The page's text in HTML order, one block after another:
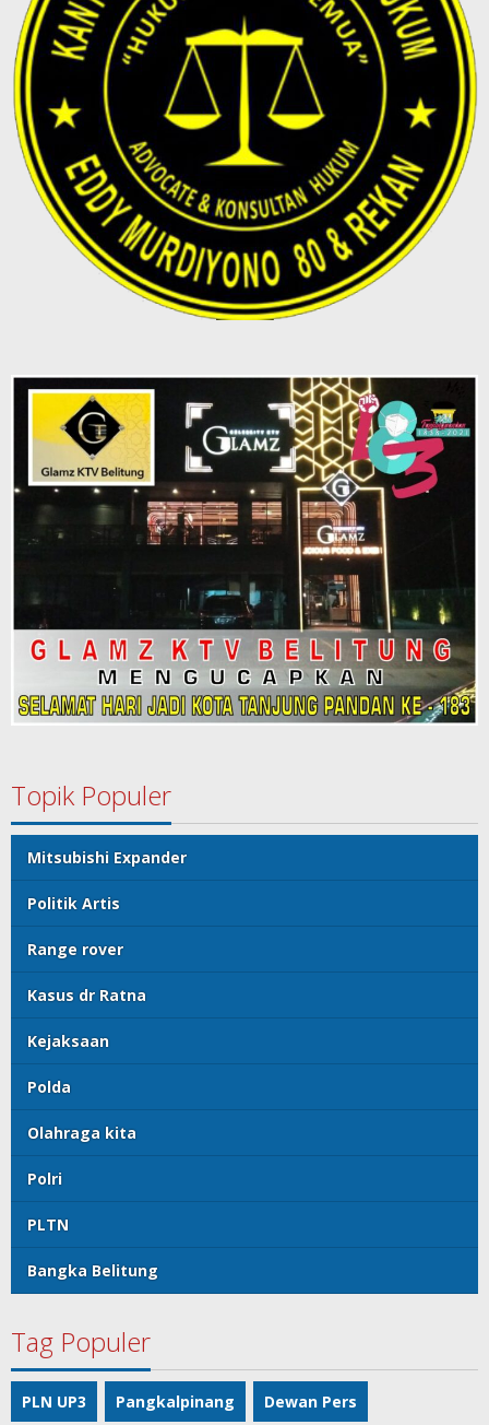
Topik Populer
Mitsubishi Expander
Politik Artis
Range rover
Kasus dr Ratna
Kejaksaan
Polda
Olahraga kita
Polri
PLTN
Bangka Belitung
Tag Populer
PLN UP3 Pangkalpinang Dewan Pers